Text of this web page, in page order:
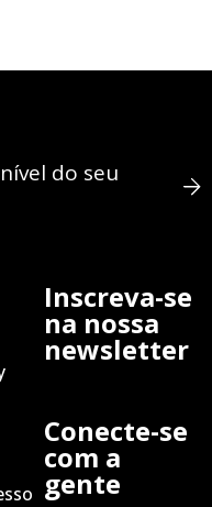
do seu
Inscreva-se
na nossa
newsletter
Conecte-se
com a
gente